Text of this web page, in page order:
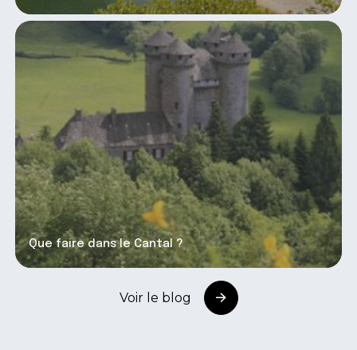
Que faire dans le Cantal ?
Voir le blog